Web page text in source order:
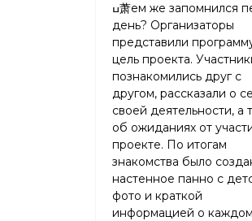
ߎ萧ем же запомнился первый
день? Организаторы
представили
цель проекта.
познакомились друг с
другом, рассказали о
своей деятельности, а
об ожиданиях от
проекте. По итогам
знакомства было
настенное панно с
фото и краткой
информацией о